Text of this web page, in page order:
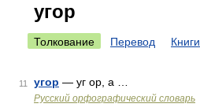
угор
Толкование Перевод Книги
11 угор — уг ор, а …
Русский орфографический словарь